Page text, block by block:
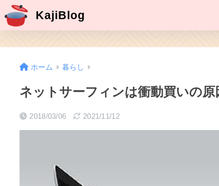
KajiBlog
ホーム 暮らし
ネットサーフィンは衝動買いの原
2018/03/06 2021/11/12